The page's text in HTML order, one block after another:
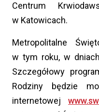
Centrum
w Katowicach.
Metropolitalne
w tym roku, w
Szczegółowy
Rodziny będzie
internetowej